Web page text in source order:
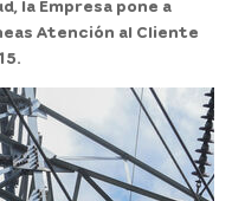
la Empresa pone a
Atención al Cliente